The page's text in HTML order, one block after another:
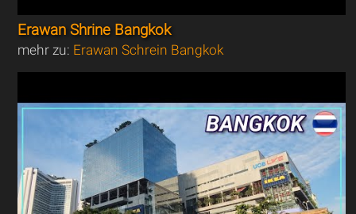
Erawan Shrine Bangkok
mehr zu: Erawan Schrein Bangkok